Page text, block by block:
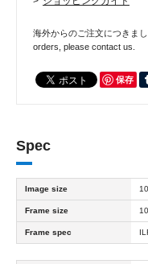
海外からのご注文につきま
orders, please contact us.
保存
Spec
Image size
Frame size
Frame spec